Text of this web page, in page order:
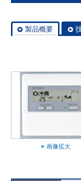
製品概要
画像拡大